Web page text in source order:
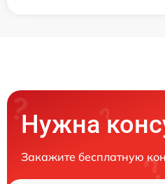
Нужна
Закажите бесплатную